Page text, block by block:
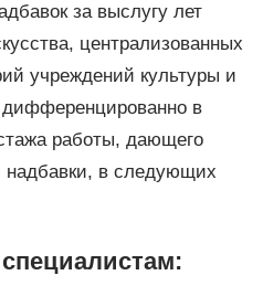
за выслугу лет
централизованных
учреждений культуры и
дифференцированно в
работы, дающего
надбавки, в следующих